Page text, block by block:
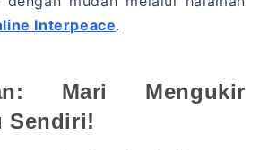
Interpeace.
Mari Mengukir
Sendiri!